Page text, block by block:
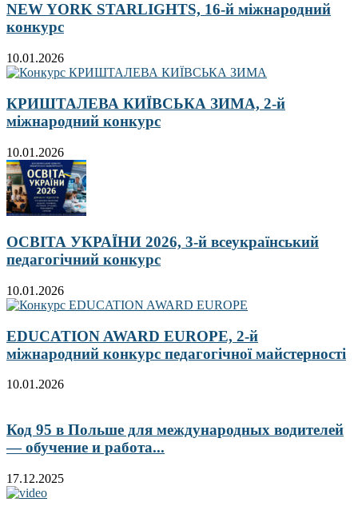
NEW YORK STARLIGHTS, 16-й міжнародний
конкурс
10.01.2026
КРИШТАЛЕВА КИЇВСЬКА ЗИМА, 2-й
міжнародний конкурс
10.01.2026
ОСВІТА УКРАЇНИ 2026, 3-й всеукраїнський
педагогічний конкурс
10.01.2026
EDUCATION AWARD EUROPE, 2-й
міжнародний конкурс педагогічної майстерності
10.01.2026
Код 95 в Польше для международных водителей
— обучение и работа...
17.12.2025